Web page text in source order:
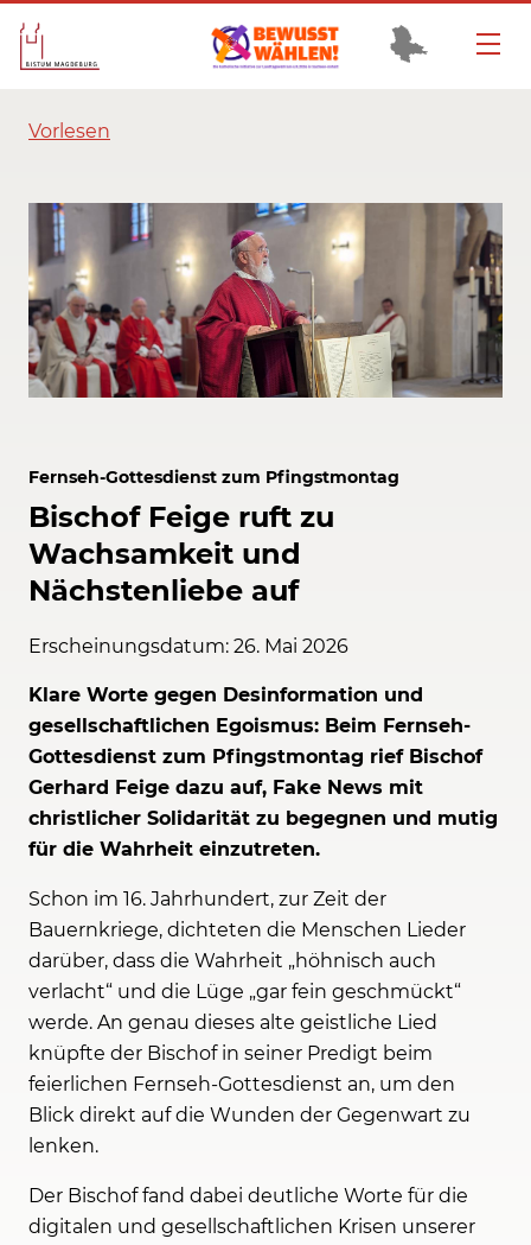
Vorlesen
Fernseh-Gottesdienst zum Pfingstmontag
Bischof Feige ruft zu
Wachsamkeit und
Nächstenliebe auf
Erscheinungsdatum: 26. Mai 2026
Klare Worte gegen Desinformation und
gesellschaftlichen Egoismus: Beim Fernseh-
Gottesdienst zum Pfingstmontag rief Bischof
Gerhard Feige dazu auf, Fake News mit
christlicher Solidarität zu begegnen und mutig
für die Wahrheit einzutreten.
Schon im 16. Jahrhundert, zur Zeit der
Bauernkriege, dichteten die Menschen Lieder
darüber, dass die Wahrheit „höhnisch auch
verlacht“ und die Lüge „gar fein geschmückt“
werde. An genau dieses alte geistliche Lied
knüpfte der Bischof in seiner Predigt beim
feierlichen Fernseh-Gottesdienst an, um den
Blick direkt auf die Wunden der Gegenwart zu
lenken.
Der Bischof fand dabei deutliche Worte für die
digitalen und gesellschaftlichen Krisen unserer